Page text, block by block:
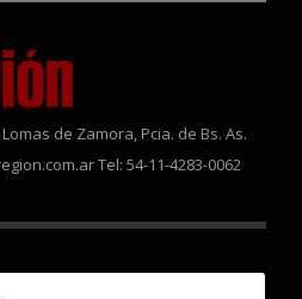
de Zamora, Pcia. de Bs. As.
Tel: 54-11-4283-0062